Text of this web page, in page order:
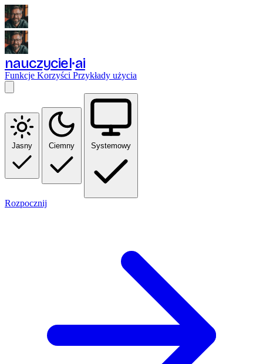
nauczyciel ai
Funkcje Korzyści Przykłady użycia
Jasny Ciemny Systemowy
Rozpocznij